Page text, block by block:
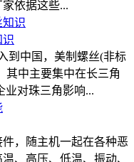
依据这些...
识
中国，美制螺丝(非标
其中主要集中在长三角
业对珠三角影响...
，随主机一起在各种恶
、高压、低温、振动、